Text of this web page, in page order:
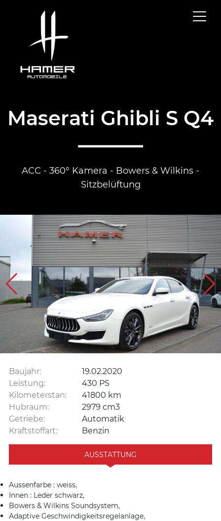
Maserati Ghibli S Q4
ACC - 360° Kamera - Bowers & Wilkins -
Sitzbelüftung
Baujahr:
19.02.2020
Leistung:
430 PS
Kilometerstan:
41800 km
Hubraum:
2979 cm3
Getriebe:
Automatik
Kraftstoffart:
Benzin
AUSSTATTUNG
Aussenfarbe : weiss,
Innen : Leder schwarz,
Bowers & Wilkins Soundsystem,
Adaptive Geschwindigkeitsregelanlage,